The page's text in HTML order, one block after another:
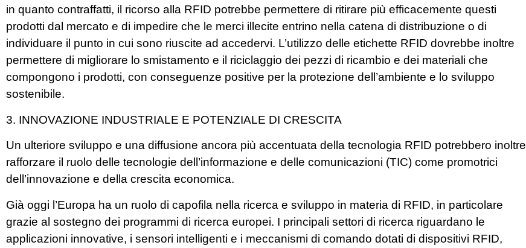
in quanto contraffatti, il ricorso alla RFID potrebbe permettere di ritirare più efficacemente questi
prodotti dal mercato e di impedire che le merci illecite entrino nella catena di distribuzione o di
individuare il punto in cui sono riuscite ad accedervi. L’utilizzo delle etichette RFID dovrebbe inoltre
permettere di migliorare lo smistamento e il riciclaggio dei pezzi di ricambio e dei materiali che
compongono i prodotti, con conseguenze positive per la protezione dell’ambiente e lo sviluppo
sostenibile.
3. INNOVAZIONE INDUSTRIALE E POTENZIALE DI CRESCITA
Un ulteriore sviluppo e una diffusione ancora più accentuata della tecnologia RFID potrebbero inoltre
rafforzare il ruolo delle tecnologie dell’informazione e delle comunicazioni (TIC) come promotrici
dell’innovazione e della crescita economica.
Già oggi l’Europa ha un ruolo di capofila nella ricerca e sviluppo in materia di RFID, in particolare
grazie al sostegno dei programmi di ricerca europei. I principali settori di ricerca riguardano le
applicazioni innovative, i sensori intelligenti e i meccanismi di comando dotati di dispositivi RFID,